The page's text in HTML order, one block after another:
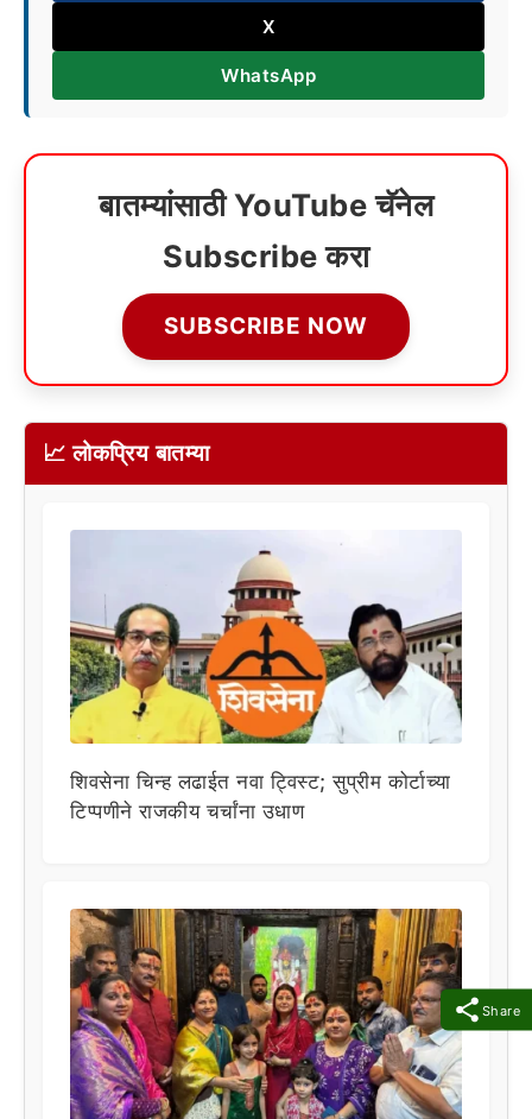
Share
X
WhatsApp
बातम्यांसाठी YouTube चॅनेल
Subscribe करा
SUBSCRIBE NOW
📈 लोकप्रिय बातम्या
शिवसेना चिन्ह लढाईत नवा ट्विस्ट; सुप्रीम कोर्टाच्या
टिप्पणीने राजकीय चर्चांना उधाण